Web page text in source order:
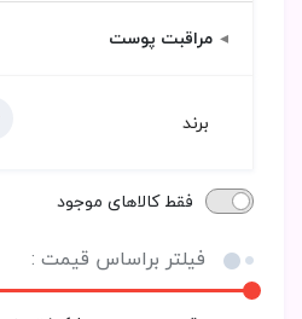
مراقبت پوست
برند
فقط کالاهای موجود
فیلتر براساس قیمت :